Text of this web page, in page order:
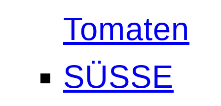
Tomaten
SÜSSE